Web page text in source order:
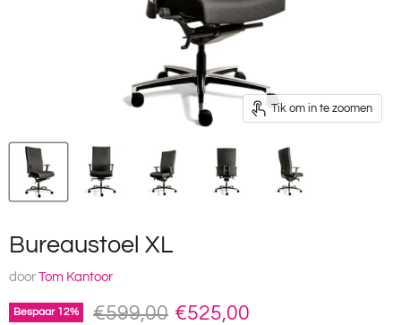
Tik om in te zoomen
Bureaustoel XL
door Tom Kantoor
Bespaar 12% Oorspronkelijke prijs
€599,00 Huidige prijs
€525,00